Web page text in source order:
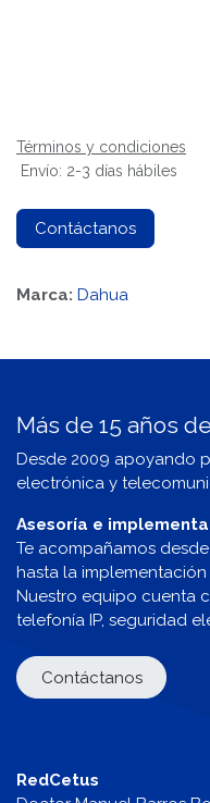
Términos y condiciones
Envío: 2-3 días hábiles
Contáctanos
Marca: Dahua
Más de 15 años
Desde 2009 apoyando
electrónica y
Asesoría e
Te acompañamos
hasta la
Nuestro equipo cuenta
telefonía IP, seguridad
Contáctanos
RedCetus